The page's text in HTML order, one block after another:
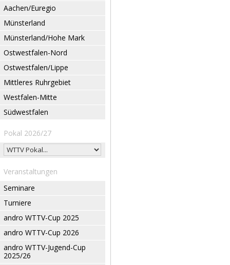
Aachen/Euregio
Münsterland
Münsterland/Hohe Mark
Ostwestfalen-Nord
Ostwestfalen/Lippe
Mittleres Ruhrgebiet
Westfalen-Mitte
Südwestfalen
Pokal 2026/27
Veranstaltungen
Seminare
Turniere
andro WTTV-Cup 2025
andro WTTV-Cup 2026
andro WTTV-Jugend-Cup
2025/26